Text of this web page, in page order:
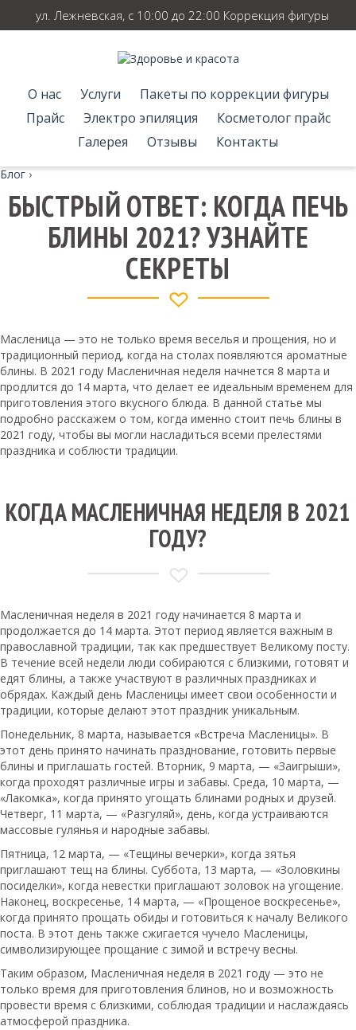
ул. Лежневская, с 10:00 до 22:00 Коррекция фигуры
О нас Услуги
Пакеты по коррекции фигуры
Прайс
Электро эпиляция
Косметолог прайс
Галерея
Отзывы Контакты
Блог ›
БЫСТРЫЙ ОТВЕТ: КОГДА ПЕЧЬ
БЛИНЫ 2021? УЗНАЙТЕ
СЕКРЕТЫ
Масленица — это не только время веселья и прощения, но и
традиционный период, когда на столах появляются ароматные
блины. В 2021 году Масленичная неделя начнется 8 марта и
продлится до 14 марта, что делает ее идеальным временем для
приготовления этого вкусного блюда. В данной статье мы
подробно расскажем о том, когда именно стоит печь блины в
2021 году, чтобы вы могли насладиться всеми прелестями
праздника и соблюсти традиции.
КОГДА МАСЛЕНИЧНАЯ НЕДЕЛЯ В 2021
ГОДУ?
Масленичная неделя в 2021 году начинается 8 марта и
продолжается до 14 марта. Этот период является важным в
православной традиции, так как предшествует Великому посту.
В течение всей недели люди собираются с близкими, готовят и
едят блины, а также участвуют в различных праздниках и
обрядах. Каждый день Масленицы имеет свои особенности и
традиции, которые делают этот праздник уникальным.
Понедельник, 8 марта, называется «Встреча Масленицы». В
этот день принято начинать празднование, готовить первые
блины и приглашать гостей. Вторник, 9 марта, — «Заигрыши»,
когда проходят различные игры и забавы. Среда, 10 марта, —
«Лакомка», когда принято угощать блинами родных и друзей.
Четверг, 11 марта, — «Разгуляй», день, когда устраиваются
массовые гулянья и народные забавы.
Пятница, 12 марта, — «Тещины вечерки», когда зятья
приглашают тещ на блины. Суббота, 13 марта, — «Золовкины
посиделки», когда невестки приглашают золовок на угощение.
Наконец, воскресенье, 14 марта, — «Прощеное воскресенье»,
когда принято прощать обиды и готовиться к началу Великого
поста. В этот день также сжигается чучело Масленицы,
символизирующее прощание с зимой и встречу весны.
Таким образом, Масленичная неделя в 2021 году — это не
только время для приготовления блинов, но и возможность
провести время с близкими, соблюдая традиции и наслаждаясь
атмосферой праздника.